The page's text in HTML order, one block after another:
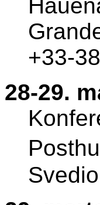
+33-
28-29.